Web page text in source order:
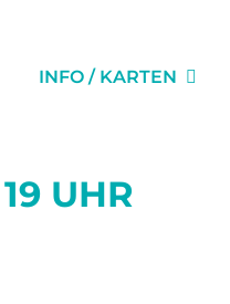
INFO / KARTEN
19 UHR